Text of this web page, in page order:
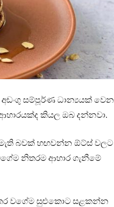
සම්පූර්ණ ධාන්‍යයක් වෙන
කියල ඔබ දන්නවා.
බවක් හඟවන්න ඕට්ස් වලට
නිතරම ආහාර ගැනීමේ
වගේම සුළුකොට සළකන්න